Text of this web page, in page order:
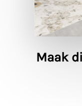
Maak